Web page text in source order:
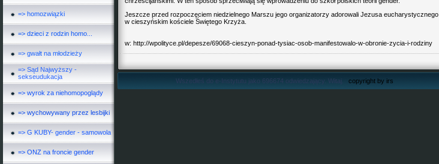
=> homozwiązki
=> dzieci z rodzin homo...
=> gwałt na młodzieży
=> Sąd Najwyższy -
sekseudukacja
=> wyrok za niehomopoglądy
=> wychowywany przez lesbijki
=> G KUBY- gender - samowola
=> ONZ na froncie gender
Jeszcze przed rozpoczęciem niedzielnego Marszu jego organizatorzy adorowali Jezusa eucharystycznego
w cieszyńskim kościele Świętego Krzyża.
w: http://wpolityce.pl/depesze/69068-cieszyn-ponad-tysiac-osob-manifestowalo-w-obronie-zycia-i-rodziny
Wszedłeś do e-Instytutu jako 696674 odwiedzający. Witaj. copyright by irs